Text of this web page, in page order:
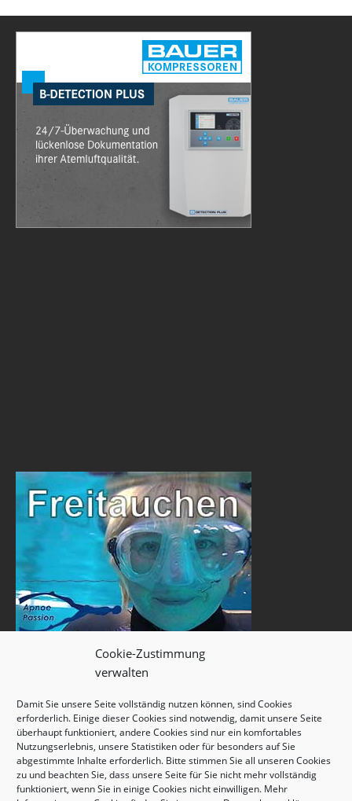
Cookie-Zustimmung
verwalten
Damit Sie unsere Seite vollständig nutzen können, sind Cookies
erforderlich. Einige dieser Cookies sind notwendig, damit unsere Seite
überhaupt funktioniert, andere Cookies sind nur ein komfortables
Nutzungserlebnis, unsere Statistiken oder für besonders auf Sie
abgestimmte Inhalte erforderlich. Bitte stimmen Sie all unseren Cookies
zu und beachten Sie, dass unsere Seite für Sie nicht mehr vollständig
funktioniert, wenn Sie in einige Cookies nicht einwilligen. Mehr